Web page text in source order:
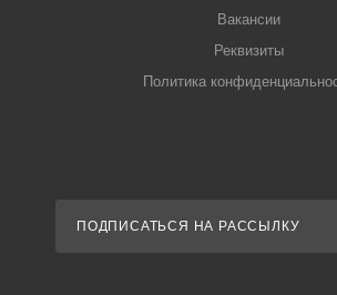
Вакансии
Реквизиты
Политика
ПОДПИСАТЬСЯ НА РАССЫЛКУ